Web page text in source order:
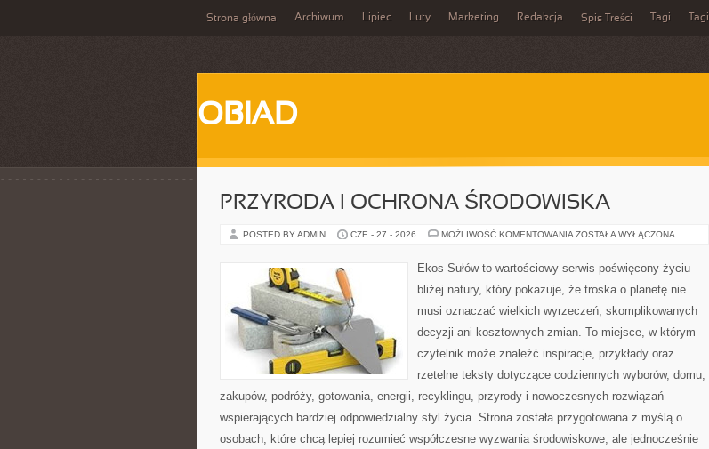
Strona główna Archiwum Lipiec Luty Marketing Redakcja Spis Treści Tagi Tagi
OBIAD
PRZYRODA I OCHRONA ŚRODOWISKA
POSTED BY ADMIN CZE - 27 - 2026 MOŻLIWOŚĆ KOMENTOWANIA PRZYRODA
ŚRODOWISKA
ZOSTAŁA WYŁĄCZONA
Ekos-Sułów to wartościowy serwis poświęcony życiu
bliżej natury, który pokazuje, że troska o planetę nie
musi oznaczać wielkich wyrzeczeń, skomplikowanych
decyzji ani kosztownych zmian. To miejsce, w którym
czytelnik może znaleźć inspiracje, przykłady oraz
rzetelne teksty dotyczące codziennych wyborów, domu,
zakupów, podróży, gotowania, energii, recyklingu, przyrody i nowoczesnych rozwiązań
wspierających bardziej odpowiedzialny styl życia. Strona została przygotowana z myślą o
osobach, które chcą lepiej rozumieć współczesne wyzwania środowiskowe, ale jednocześnie